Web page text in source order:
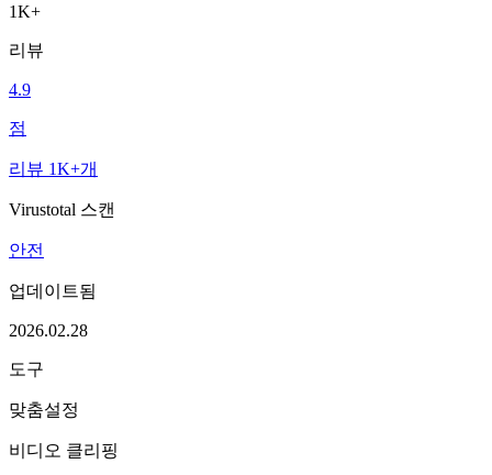
1K+
리뷰
4.9
점
리뷰 1K+개
Virustotal 스캔
안전
업데이트됨
2026.02.28
도구
맞춤설정
비디오 클리핑